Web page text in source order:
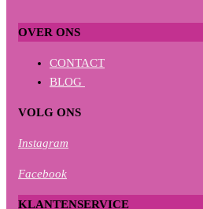
OVER ONS
CONTACT
BLOG
VOLG ONS
Instagram
Facebook
KLANTENSERVICE